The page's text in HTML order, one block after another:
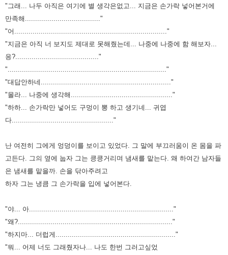
"그래... 나두 아직은 여기에 별 생각은없고... 지금은 손가락 넣어본거에
만족해....................................."
"어..........................................................................."
"지금은 아직 너 보지도 제대로 못해줬는데... 나중에 나중에 함 해보자...
응?........................................."
".............................................................................."
"대답안하네................................................................"
"몰라... 나중에 생각해.................................................."
"하하... 손가락만 넣어도 구멍이 뽕 하고 생기네... 귀엽
다.................................................."
난 여전히 그에게 엉덩이를 보이고 있었다.
그 말에 부끄러움이 온 몸을 파
고든다.
그의 옆에 눕자 그는 킁킁거리며 냄새를 맡는다. 왜 하여간 남자들
은 냄새를 맡을까. 손을 닦아주려고
하자 그는 냉큼 그 손가락을 입에 넣어본다.
"야... 아......................................................................."
"왜?............................................................................"
"하지마... 더럽게..........................................................."
"뭐... 어제 너도 그래줬자나... 나도 한번 그러고싶었